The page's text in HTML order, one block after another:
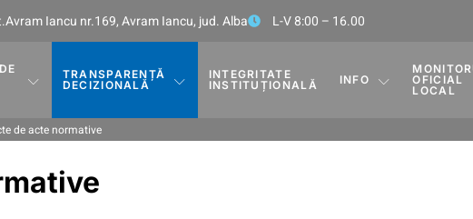
Iancu nr.169, Avram Iancu, jud. Alba L-V 8:00 – 16.00
TRANSPARENȚĂ
DECIZIONALĂ
INTEGRITATE
INSTITUȚIONALĂ
INFO
OFICIAL
LOCAL
de acte normative